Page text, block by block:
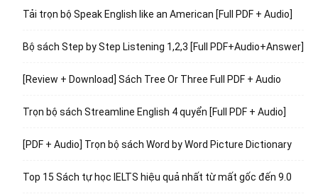
Tải trọn bộ Speak English like an American [Full PDF + Audio]
Bộ sách Step by Step Listening 1,2,3 [Full PDF+Audio+Answer]
[Review + Download] Sách Tree Or Three Full PDF + Audio
Trọn bộ sách Streamline English 4 quyển [Full PDF + Audio]
[PDF + Audio] Trọn bộ sách Word by Word Picture Dictionary
Top 15 Sách tự học IELTS hiệu quả nhất từ mất gốc đến 9.0